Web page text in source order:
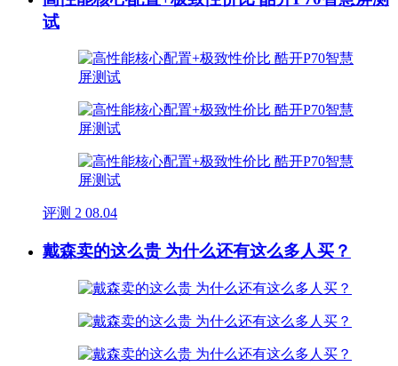
试
评测 2 08.04
戴森卖的这么贵 为什么还有这么多人买？